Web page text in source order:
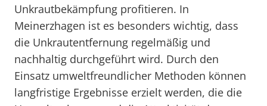
Unkrautbekämpfung profitieren. In
Meinerzhagen ist es besonders wichtig, dass
die Unkrautentfernung regelmäßig und
nachhaltig durchgeführt wird. Durch den
Einsatz umweltfreundlicher Methoden können
langfristige Ergebnisse erzielt werden, die die